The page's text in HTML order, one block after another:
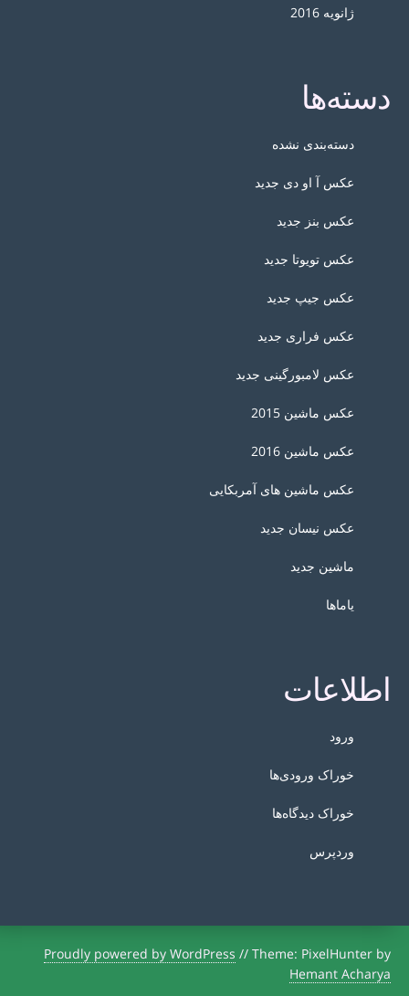
ژانویه 2016
دسته‌ها
دسته‌بندی نشده
عکس آ او دی جدید
عکس بنز جدید
عکس تویوتا جدید
عکس جیپ جدید
عکس فراری جدید
عکس لامبورگینی جدید
عکس ماشین 2015
عکس ماشین 2016
عکس ماشین های آمربکایی
عکس نیسان جدید
ماشین جدید
یاماها
اطلاعات
ورود
خوراک ورودی‌ها
خوراک دیدگاه‌ها
وردپرس
Proudly powered by WordPress // Theme: PixelHunter by
Hemant Acharya